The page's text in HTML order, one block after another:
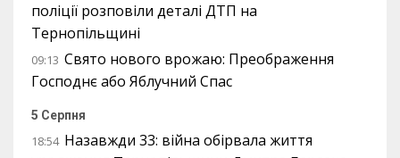
поліції розповіли деталі ДТП на
Тернопільщині
09:13 Свято нового врожаю: Преображення
Господнє або Яблучний Спас
5 Серпня
18:54 Назавжди 33: війна обірвала життя